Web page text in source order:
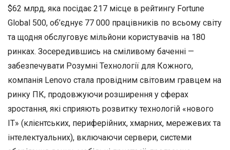
$62 млрд, яка посідає 217 місце в рейтингу Fortune
Global 500, об’єднує 77 000 працівників по всьому світу
та щодня обслуговує мільйони користувачів на 180
ринках. Зосередившись на сміливому баченні —
забезпечувати Розумні Технології для Кожного,
компанія Lenovo стала провідним світовим гравцем на
ринку ПК, продовжуючи розширення у сферах
зростання, які сприяють розвитку технологій «нового
ІТ» (клієнтських, периферійних, хмарних, мережевих та
інтелектуальних), включаючи сервери, системи